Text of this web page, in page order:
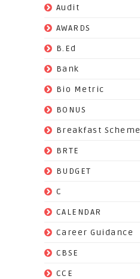
Audit
AWARDS
B.Ed
Bank
Bio Metric
BONUS
Breakfast Scheme
BRTE
BUDGET
C
CALENDAR
Career Guidance
CBSE
CCE